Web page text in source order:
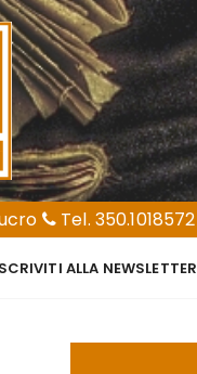
Tel. 350.1018572
ALLA NEWSLETTER